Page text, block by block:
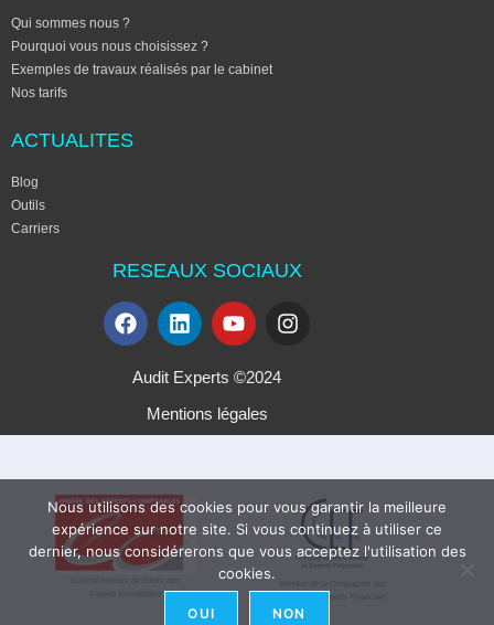
Qui sommes nous ?
Pourquoi vous nous choisissez ?
Exemples de travaux réalisés par le cabinet
Nos tarifs
ACTUALITES
Blog
Outils
Carriers
RESEAUX SOCIAUX
Audit Experts ©2024
Mentions légales
Nous utilisons des cookies pour vous garantir la meilleure
expérience sur notre site. Si vous continuez à utiliser ce
dernier, nous considérerons que vous acceptez l'utilisation des
cookies.
OUI NON